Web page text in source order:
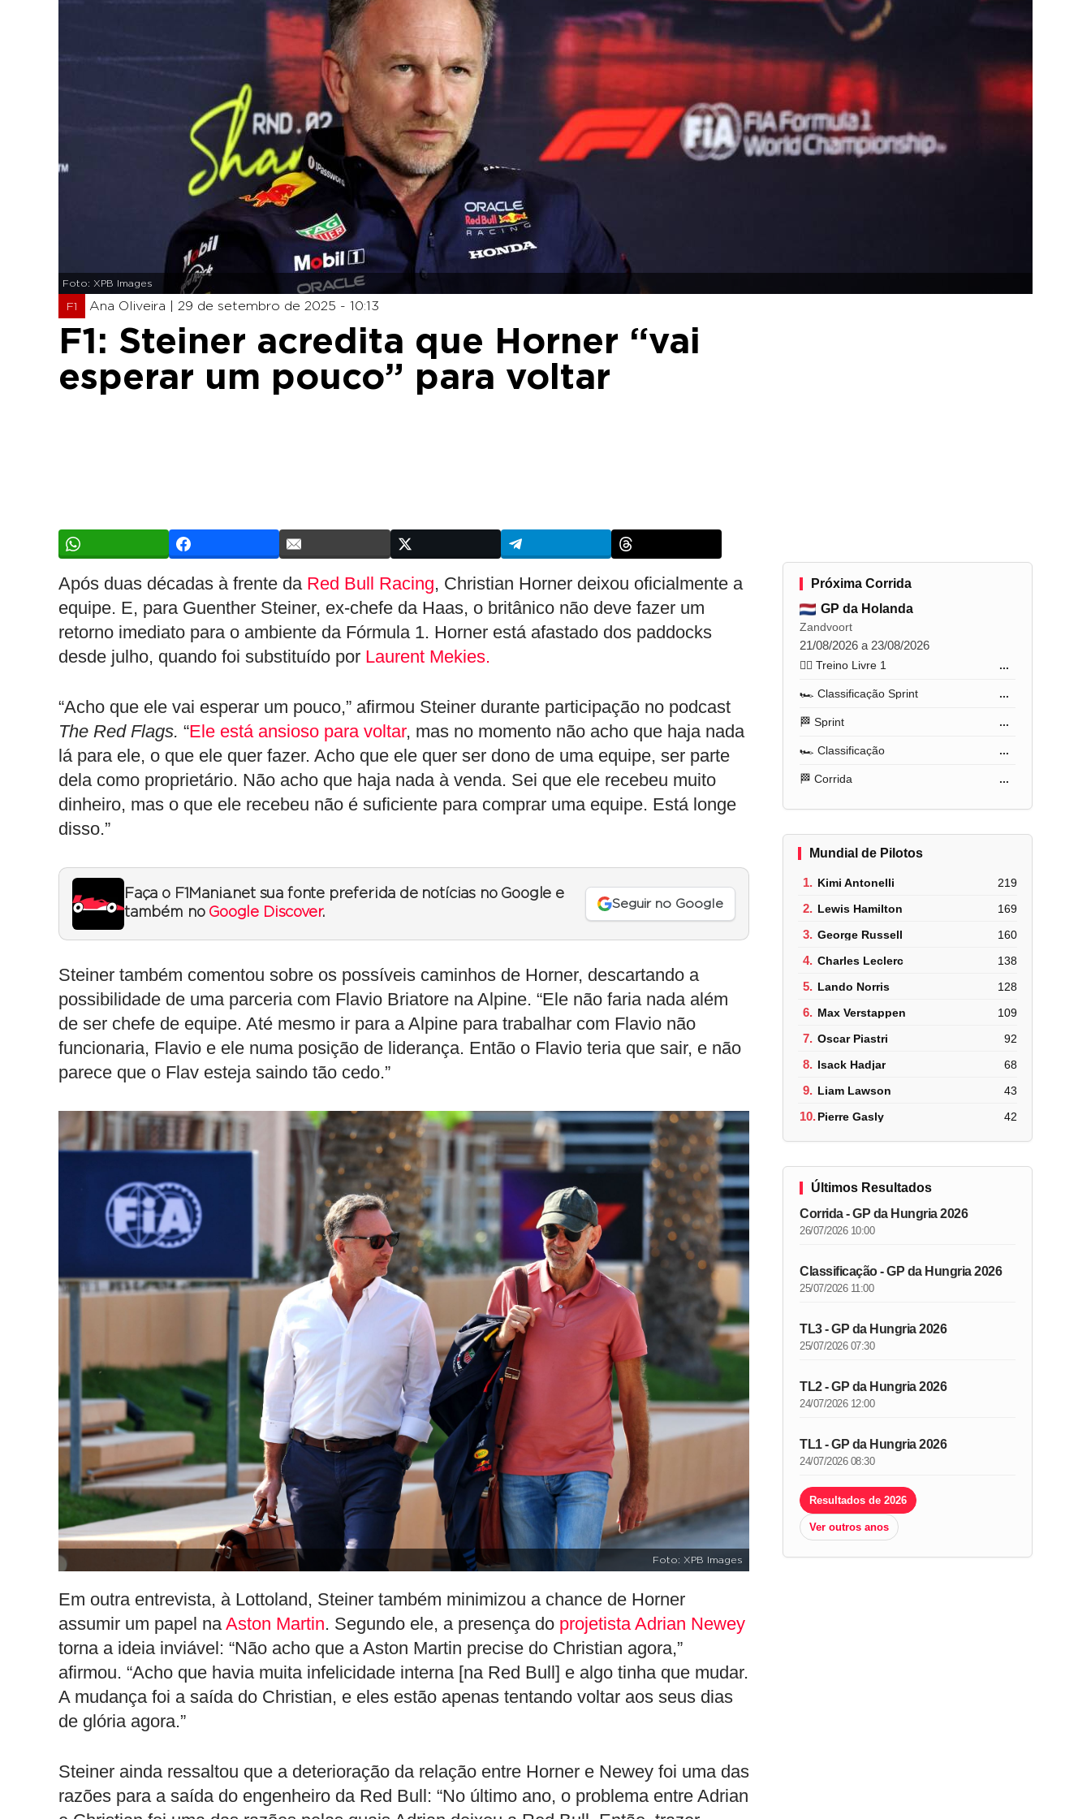
Foto: XPB Images
F1 Ana Oliveira | 29 de setembro de 2025 - 10:13
F1: Steiner acredita que Horner “vai
esperar um pouco” para voltar
Após duas décadas à frente da Red Bull Racing, Christian Horner deixou oficialmente a
equipe. E, para Guenther Steiner, ex-chefe da Haas, o britânico não deve fazer um
retorno imediato para o ambiente da Fórmula 1. Horner está afastado dos paddocks
desde julho, quando foi substituído por Laurent Mekies.
“Acho que ele vai esperar um pouco,” afirmou Steiner durante participação no podcast
The Red Flags. “Ele está ansioso para voltar, mas no momento não acho que haja nada
lá para ele, o que ele quer fazer. Acho que ele quer ser dono de uma equipe, ser parte
dela como proprietário. Não acho que haja nada à venda. Sei que ele recebeu muito
dinheiro, mas o que ele recebeu não é suficiente para comprar uma equipe. Está longe
disso.”
Faça o F1Mania.net sua fonte preferida de notícias no Google e
também no Google Discover.
Seguir no Google
Steiner também comentou sobre os possíveis caminhos de Horner, descartando a
possibilidade de uma parceria com Flavio Briatore na Alpine. “Ele não faria nada além
de ser chefe de equipe. Até mesmo ir para a Alpine para trabalhar com Flavio não
funcionaria, Flavio e ele numa posição de liderança. Então o Flavio teria que sair, e não
parece que o Flav esteja saindo tão cedo.”
Foto: XPB Images
Em outra entrevista, à Lottoland, Steiner também minimizou a chance de Horner
assumir um papel naAston Martin. Segundo ele, a presença do projetista Adrian Newey
torna a ideia inviável: “Não acho que a Aston Martin precise do Christian agora,”
afirmou. “Acho que havia muita infelicidade interna [na Red Bull] e algo tinha que mudar.
A mudança foi a saída do Christian, e eles estão apenas tentando voltar aos seus dias
de glória agora.”
Steiner ainda ressaltou que a deterioração da relação entre Horner e Newey foi uma das
razões para a saída do engenheiro da Red Bull: “No último ano, o problema entre Adrian
Próxima Corrida
GP da Holanda
Zandvoort
21/08/2026 a 23/08/2026
🏋️‍♂️ Treino Livre 1 ...
🏎️ Classificação Sprint ...
🏁 Sprint ...
🏎️ Classificação ...
🏁 Corrida ...
Mundial de Pilotos
1. Kimi Antonelli 219
2. Lewis Hamilton 169
3. George Russell 160
4. Charles Leclerc 138
5. Lando Norris 128
6. Max Verstappen 109
7. Oscar Piastri 92
8. Isack Hadjar 68
9. Liam Lawson 43
10.Pierre Gasly 42
Últimos Resultados
Corrida - GP da Hungria 2026
26/07/2026 10:00
Classificação - GP da Hungria 2026
25/07/2026 11:00
TL3 - GP da Hungria 2026
25/07/2026 07:30
TL2 - GP da Hungria 2026
24/07/2026 12:00
TL1 - GP da Hungria 2026
24/07/2026 08:30
Resultados de 2026
Ver outros anos